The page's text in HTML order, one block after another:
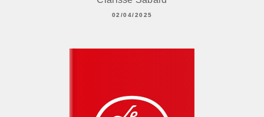
02/04/2025